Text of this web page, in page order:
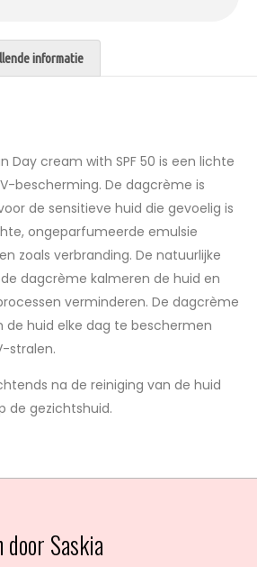
informatie
Day cream with SPF 50 is een lichte
bescherming. De dagcrème is
de sensitieve huid die gevoelig is
ongeparfumeerde emulsie
zoals verbranding. De natuurlijke
dagcrème kalmeren de huid en
verminderen. De dagcrème
de huid elke dag te beschermen
stralen.
na de reiniging van de huid
de gezichtshuid.
Saskia